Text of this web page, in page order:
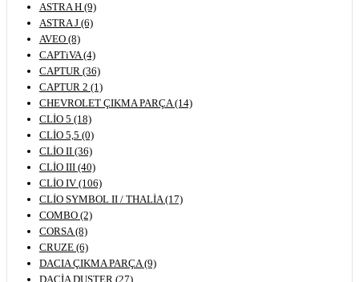
ASTRA H (9)
ASTRA J (6)
AVEO (8)
CAPTiVA (4)
CAPTUR (36)
CAPTUR 2 (1)
CHEVROLET ÇIKMA PARÇA (14)
CLİO 5 (18)
CLİO 5,5 (0)
CLİO II (36)
CLİO III (40)
CLİO IV (106)
CLİO SYMBOL II / THALİA (17)
COMBO (2)
CORSA (8)
CRUZE (6)
DACIA ÇIKMA PARÇA (9)
DACİA DUSTER (27)